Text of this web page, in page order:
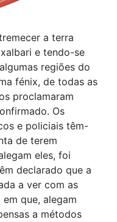
a terra
e tendo-se
regiões do
fénix, de todas as
proclamaram
Os
e policiais têm-
de terem
eles, foi
declarado que a
a ver com as
que, alegam
a métodos